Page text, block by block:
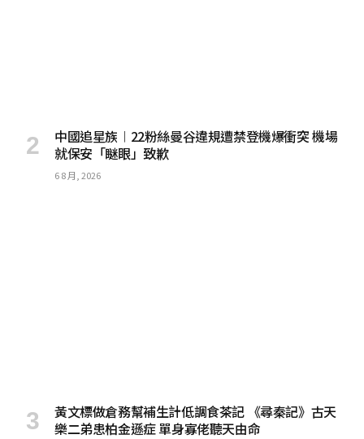
中國追星族︱22粉絲曼谷違規遭禁登機爆衝突 機場
就保安「瞇眼」致歉
6 8 月, 2026
黃文標做倉務幫補生計低調食茶記 《尋秦記》古天
樂二弟患柏金遜症 單身寡佬聽天由命